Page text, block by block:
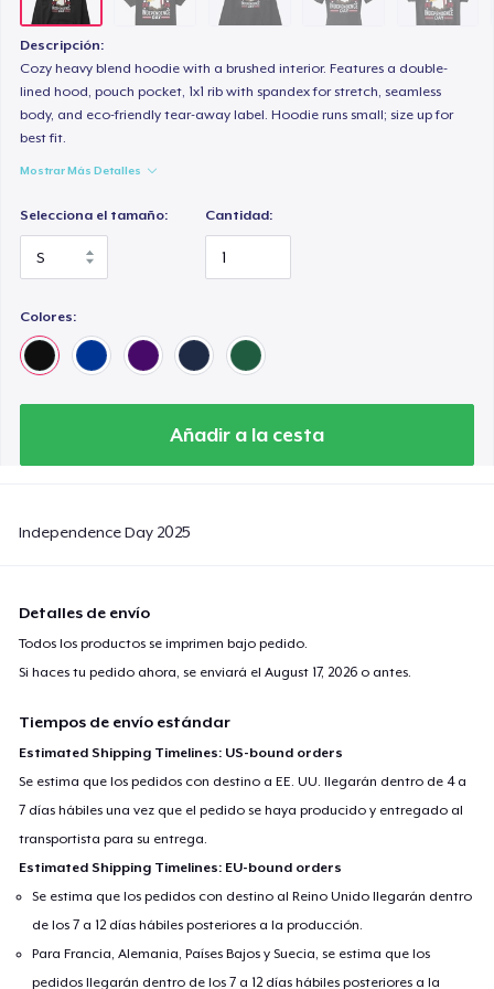
Descripción:
Cozy heavy blend hoodie with a brushed interior. Features a double-
lined hood, pouch pocket, 1x1 rib with spandex for stretch, seamless
body, and eco-friendly tear-away label. Hoodie runs small; size up for
best fit.
Mostrar Más Detalles
Selecciona el tamaño: Cantidad:
Colores:
Añadir a la cesta
Independence Day 2025
Detalles de envío
Todos los productos se imprimen bajo pedido.
Si haces tu pedido ahora, se enviará elAugust 17, 2026 o antes.
Tiempos de envío estándar
Estimated Shipping Timelines: US-bound orders
Se estima que los pedidos con destino a EE. UU. llegarán dentro de 4 a
7 días hábiles una vez que el pedido se haya producido y entregado al
transportista para su entrega.
Estimated Shipping Timelines: EU-bound orders
Se estima que los pedidos con destino al Reino Unido llegarán dentro
de los 7 a 12 días hábiles posteriores a la producción.
Para Francia, Alemania, Países Bajos y Suecia, se estima que los
pedidos llegarán dentro de los 7 a 12 días hábiles posteriores a la
Comfort Colors 1717 | Classic Heavyweight T-Shirt
Classic Long Sleeve Tee
30,99 US$